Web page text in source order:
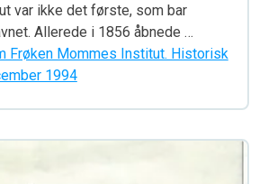
var ikke det første, som bar
Allerede i 1856 åbnede …
Frøken Mommes Institut. Historisk
1994